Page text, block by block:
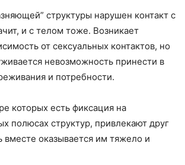
структуры нарушен контакт с
и с телом тоже. Возникает
от сексуальных контактов, но
невозможность принести в
и потребности.
которых есть фиксация на
полюсах структур, привлекают друг
вместе оказывается им тяжело и